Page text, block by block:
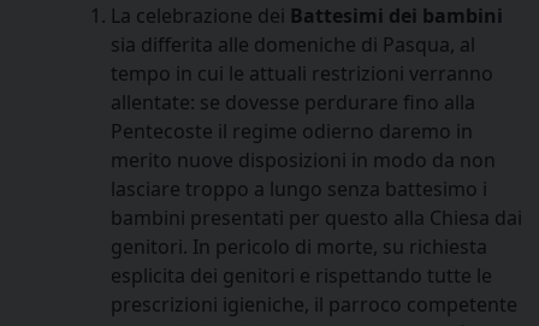
La celebrazione dei Battesimi dei bambini
sia differita alle domeniche di Pasqua, al
tempo in cui le attuali restrizioni verranno
allentate: se dovesse perdurare fino alla
Pentecoste il regime odierno daremo in
merito nuove disposizioni in modo da non
lasciare troppo a lungo senza battesimo i
bambini presentati per questo alla Chiesa dai
genitori. In pericolo di morte, su richiesta
esplicita dei genitori e rispettando tutte le
prescrizioni igieniche, il parroco competente